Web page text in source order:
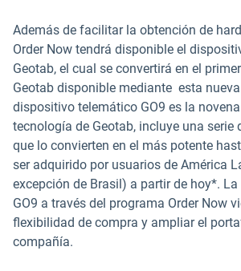
Además de facilitar la obtención de
Order Now tendrá disponible el
Geotab, el cual se convertirá en el
Geotab disponible mediante esta
dispositivo telemático GO9 es la
tecnología de Geotab, incluye una serie
que lo convierten en el más potente
ser adquirido por usuarios de América
excepción de Brasil) a partir de hoy*.
GO9 a través del programa Order Now
flexibilidad de compra y ampliar el
compañía.